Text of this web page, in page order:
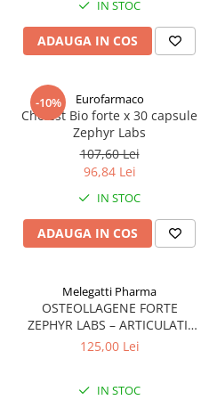
IN STOC
ADAUGA IN COS
-10% Eurofarmaco
Cholest Bio forte x 30 capsule
Zephyr Labs
107,60 Lei
96,84 Lei
IN STOC
ADAUGA IN COS
Melegatti Pharma
OSTEOLLAGENE FORTE
ZEPHYR LABS – ARTICULATII
SANATOASE SI MOBILITATE
125,00 Lei
IN STOC